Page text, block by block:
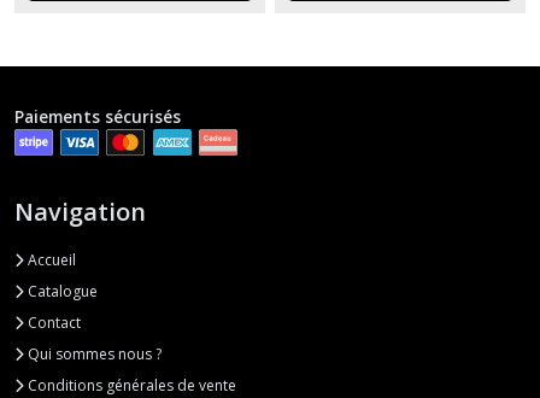
Paiements sécurisés
Navigation
Accueil
Catalogue
Contact
Qui sommes nous ?
Conditions générales de vente